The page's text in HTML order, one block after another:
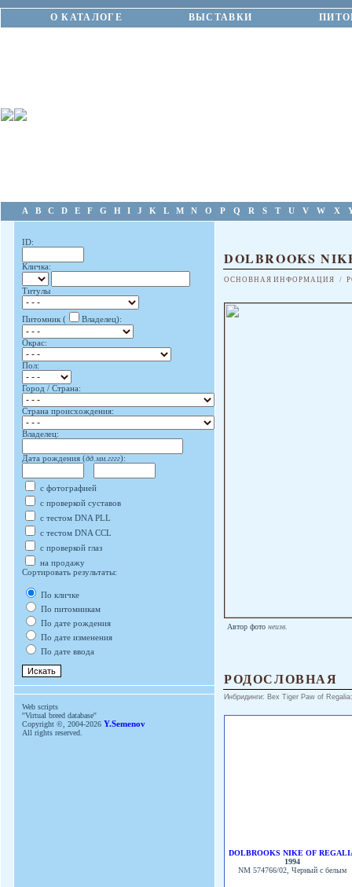
О КАТАЛОГЕ ВЫСТАВКИ
A B C D E F G H I J K L M N O P Q R S T U V W X
ID:
Кличка:
Титулы
Питомник ( Владелец):
Окрас:
Пол:
Город / Страна:
Страна происхождения:
Владелец:
Дата рождения (дд.мм.гггг):
с фотографией
с проверкой суставов
с тестом DNA PLL
с тестом DNA CCL
с проверкой глаз
на продажу
Сортировать результаты:
По кличке
По питомникам
По дате рождения
По дате изменения
По дате ввода
Web scripts
''Virtual breed database''
Copyright ©, 2004-2026 Y.Semenov
All rights reserved.
DOLBROOKS
ОСНОВНАЯ ИНФОРМАЦИЯ /
Автор фото неизв.
РОДОСЛОВНАЯ
Инбридинги: Bex Tiger Paw of
DOLBROOKS NIKE OF
1994
NM 574766/02, Черный с белым